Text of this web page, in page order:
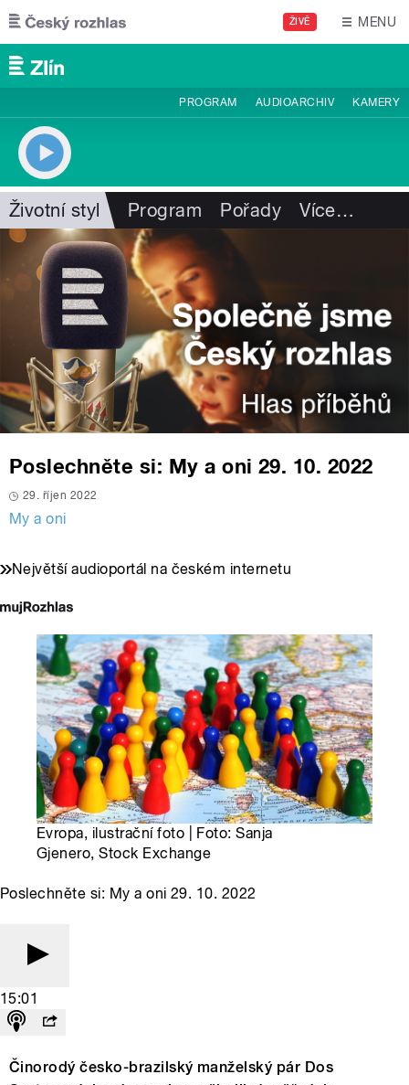
Přejít k hlavnímu obsahu
ŽIVĚ MENU
PROGRAM AUDIOARCHIV KAMERY
Životní styl Program Pořady Více…
Poslechněte si: My a oni 29. 10. 2022
29. říjen 2022
My a oni
Největší audioportál na českém internetu
Evropa, ilustrační foto | Foto: Sanja
Gjenero, Stock Exchange
Poslechněte si: My a oni 29. 10. 2022
15:01
Činorodý česko-brazilský manželský pár Dos